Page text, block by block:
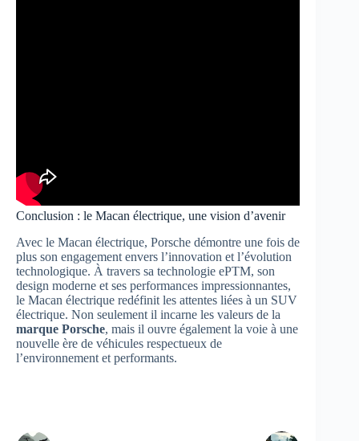
Conclusion : le Macan électrique, une vision d’avenir
Avec le Macan électrique, Porsche démontre une fois de
plus son engagement envers l’innovation et l’évolution
technologique. À travers sa technologie ePTM, son
design moderne et ses performances impressionnantes,
le Macan électrique redéfinit les attentes liées à un SUV
électrique. Non seulement il incarne les valeurs de la
marque Porsche, mais il ouvre également la voie à une
nouvelle ère de véhicules respectueux de
l’environnement et performants.